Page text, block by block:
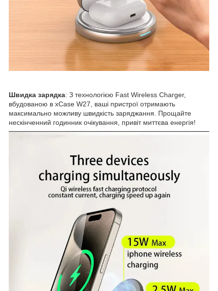
Швидка зарядка: З технологією Fast Wireless Charger,
вбудованою в xCase W27, ваші пристрої отримають
максимально можливу швидкість заряджання. Прощайте
нескінченний годинник очікування, привіт миттєва енергія!